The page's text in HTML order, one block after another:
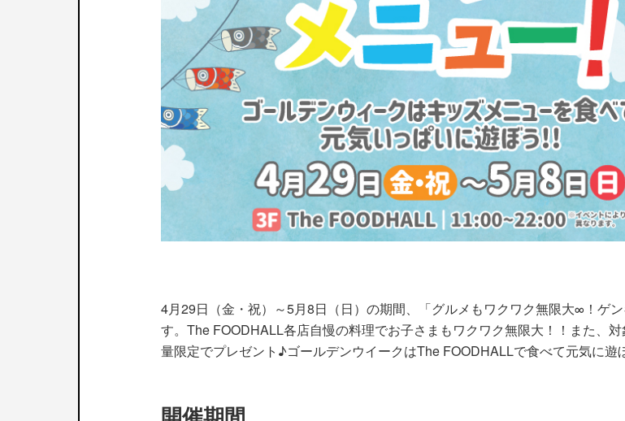
4月29日（金・祝）～5月8日（日）の期間、「グルメもワクワク無限大∞！ゲ
す。The FOODHALL各店自慢の料理でお子さまもワクワク無限大！！また、
量限定でプレゼント♪ゴールデンウイークはThe FOODHALLで食べて元気に遊